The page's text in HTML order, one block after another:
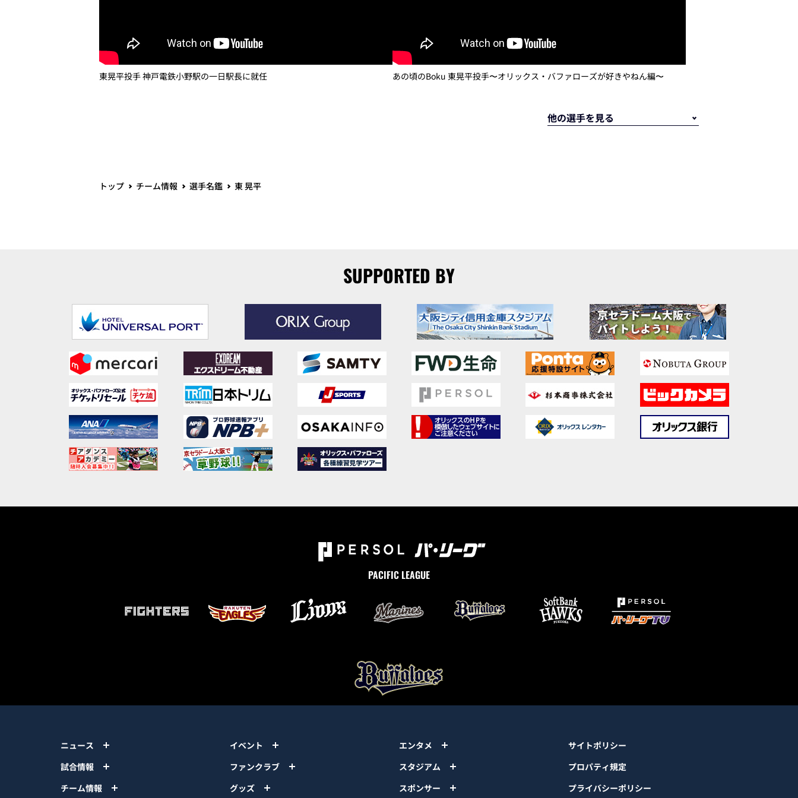
東晃平投手 神戸電鉄小野駅の一日駅長に就任 あの頃のBoku 東晃平投手〜オリックス・バファローズが好きやねん編〜
トップ チーム情報 選手名鑑 東 晃平
SUPPORTED BY
PACIFIC LEAGUE
ニュース
試合情報
チーム情報
イベント
ファンクラブ
グッズ
エンタメ
スタジアム
スポンサー
サイトポリシー
プロパティ規定
プライバシーポリシー